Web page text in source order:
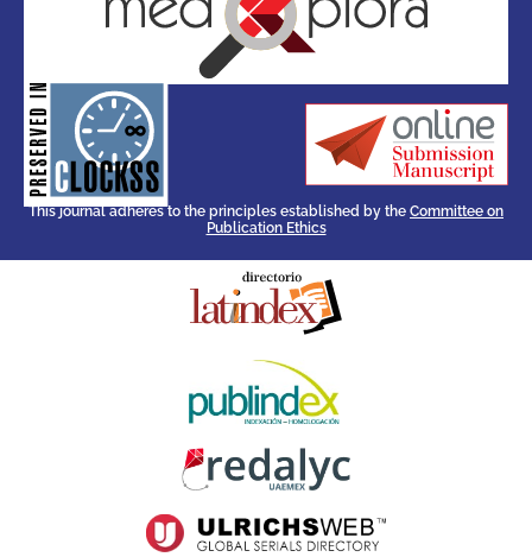
CLOCKSS is a dak archive that
ensures the long-term survival
of web-based scholary
publications, governed by and
for its stakeholders.
This journal adheres to the principles established by the Committee on
Publication Ethics